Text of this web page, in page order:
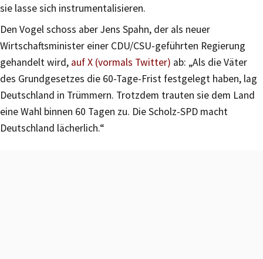
sie lasse sich instrumentalisieren.
Den Vogel schoss aber Jens Spahn, der als neuer
Wirtschaftsminister einer CDU/CSU-geführten Regierung
gehandelt wird, auf X (vormals Twitter) ab: „Als die Väter
des Grundgesetzes die 60-Tage-Frist festgelegt haben, lag
Deutschland in Trümmern. Trotzdem trauten sie dem Land
eine Wahl binnen 60 Tagen zu. Die Scholz-SPD macht
Deutschland lächerlich.“